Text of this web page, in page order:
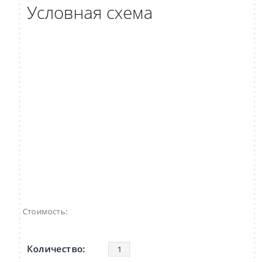
Условная схема
Стоимость: